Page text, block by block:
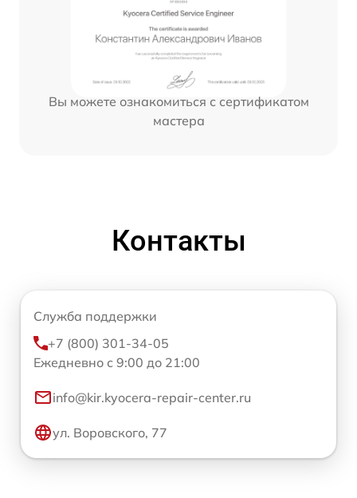
Вы можете ознакомиться с сертификатом
мастера
Контакты
Служба поддержки
+7 (800) 301-34-05
Ежедневно с 9:00 до 21:00
info@kir.kyocera-repair-center.ru
ул. Воровского, 77